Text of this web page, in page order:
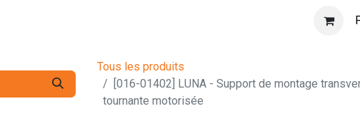
Tous les produits
[016-01402] LUNA - Support de montage
tournante motorisée